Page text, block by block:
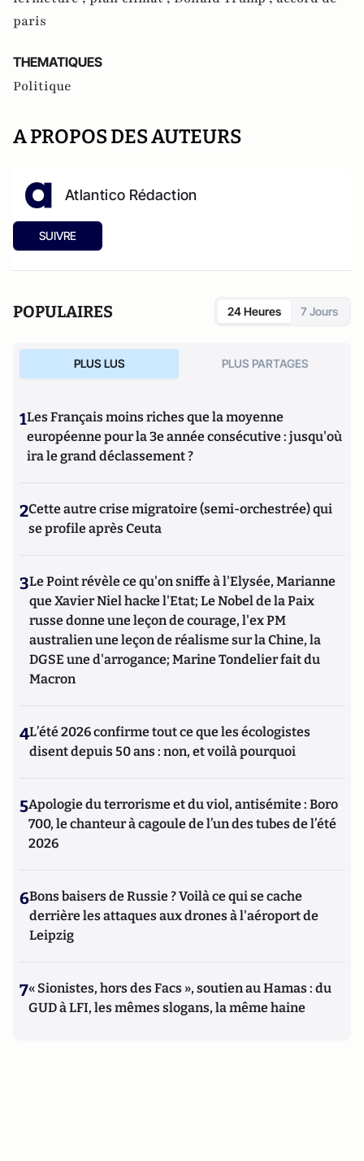
paris
THEMATIQUES
Politique
A PROPOS DES AUTEURS
Atlantico Rédaction
SUIVRE
POPULAIRES 24 Heures 7 Jours
PLUS LUS PLUS PARTAGES
1Les Français moins riches que la moyenne
européenne pour la 3e année consécutive : jusqu'où
ira le grand déclassement ?
2Cette autre crise migratoire (semi-orchestrée) qui
se profile après Ceuta
3Le Point révèle ce qu'on sniffe à l'Elysée, Marianne
que Xavier Niel hacke l'Etat; Le Nobel de la Paix
russe donne une leçon de courage, l'ex PM
australien une leçon de réalisme sur la Chine, la
DGSE une d'arrogance; Marine Tondelier fait du
Macron
4L’été 2026 confirme tout ce que les écologistes
disent depuis 50 ans : non, et voilà pourquoi
5Apologie du terrorisme et du viol, antisémite : Boro
700, le chanteur à cagoule de l’un des tubes de l’été
2026
6Bons baisers de Russie ? Voilà ce qui se cache
derrière les attaques aux drones à l'aéroport de
Leipzig
7« Sionistes, hors des Facs », soutien au Hamas : du
GUD à LFI, les mêmes slogans, la même haine